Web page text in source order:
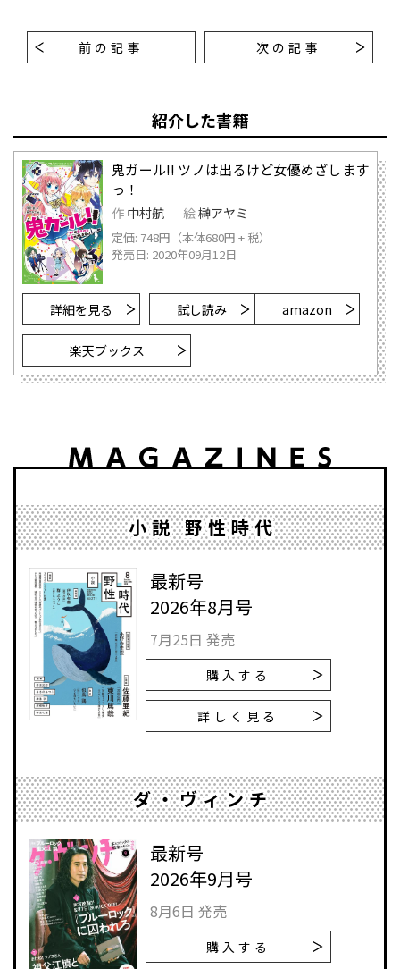
前の記事 次の記事
紹介した書籍
鬼ガール!! ツノは出るけど女優めざします
っ！
作 中村航 絵榊アヤミ
定価: 748円（本体680円 + 税）
発売日: 2020年09月12日
詳細を見る 試し読み amazon
楽天ブックス
小説 野性時代
最新号
2026年8月号
7月25日 発売
購入する
詳しく見る
ダ・ヴィンチ
最新号
2026年9月号
8月6日 発売
購入する